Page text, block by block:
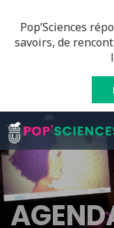
Pop’Sciences
savoirs, de